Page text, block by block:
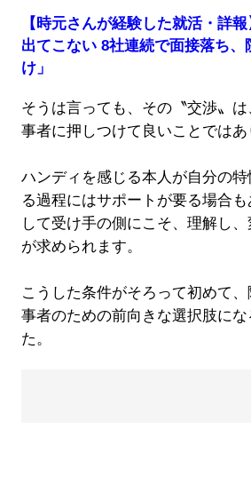
【時元さんが経験した就活・詳
出てこない 8社連続で面接落ち、
け」
そうは言っても、その〝交渉〟
事者に押しつけて良いことではあ
ハンディを感じる本人が自分の特
る過程にはサポートが要る場合
して受け手の側にこそ、理解し
が求められます。
こうした条件がそろって初めて
事者のための前向きな選択肢に
た。